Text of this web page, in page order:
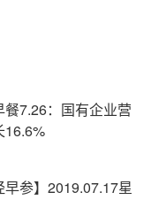
餐7.26：国有企业营
16.6%
早参】2019.07.17星